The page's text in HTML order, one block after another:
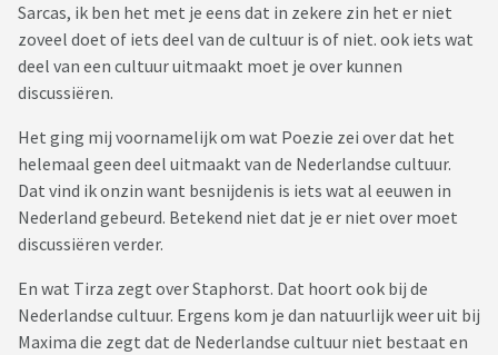
Sarcas, ik ben het met je eens dat in zekere zin het er niet
zoveel doet of iets deel van de cultuur is of niet. ook iets wat
deel van een cultuur uitmaakt moet je over kunnen
discussiëren.
Het ging mij voornamelijk om wat Poezie zei over dat het
helemaal geen deel uitmaakt van de Nederlandse cultuur.
Dat vind ik onzin want besnijdenis is iets wat al eeuwen in
Nederland gebeurd. Betekend niet dat je er niet over moet
discussiëren verder.
En wat Tirza zegt over Staphorst. Dat hoort ook bij de
Nederlandse cultuur. Ergens kom je dan natuurlijk weer uit bij
Maxima die zegt dat de Nederlandse cultuur niet bestaat en